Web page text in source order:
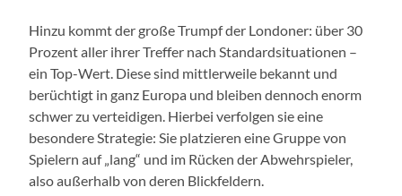
Hinzu kommt der große Trumpf der Londoner: über 30
Prozent aller ihrer Treffer nach Standardsituationen –
ein Top-Wert. Diese sind mittlerweile bekannt und
berüchtigt in ganz Europa und bleiben dennoch enorm
schwer zu verteidigen. Hierbei verfolgen sie eine
besondere Strategie: Sie platzieren eine Gruppe von
Spielern auf „lang“ und im Rücken der Abwehrspieler,
also außerhalb von deren Blickfeldern.